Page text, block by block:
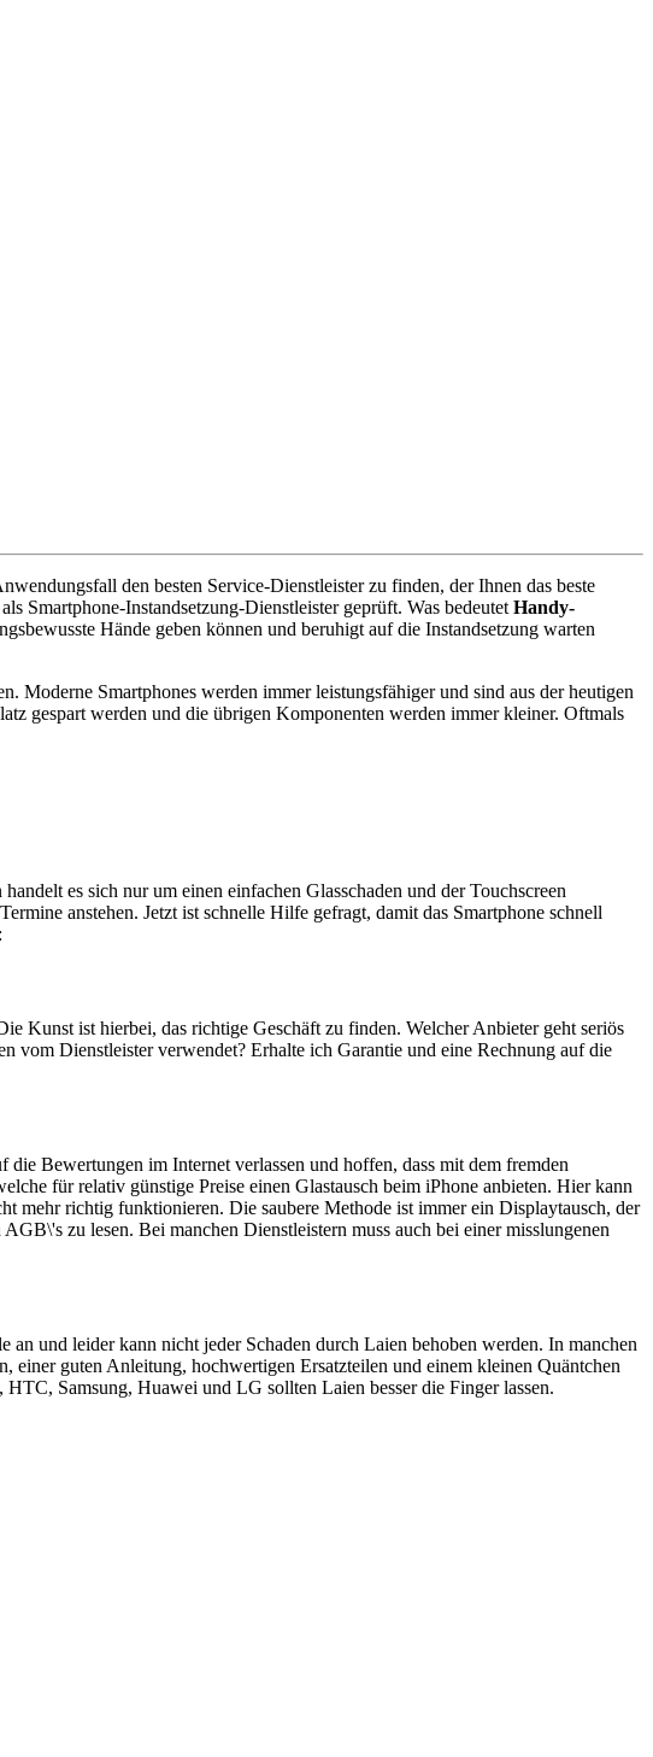
den besten Service-Dienstleister zu finden, der Ihnen das beste
Smartphone-Instandsetzung-Dienstleister geprüft. Was bedeutet Handy-
Hände geben können und beruhigt auf die Instandsetzung warten
Moderne Smartphones werden immer leistungsfähiger und sind aus der heutigen
gespart werden und die übrigen Komponenten werden immer kleiner. Oftmals
es sich nur um einen einfachen Glasschaden und der Touchscreen
anstehen. Jetzt ist schnelle Hilfe gefragt, damit das Smartphone schnell
Kunst ist hierbei, das richtige Geschäft zu finden. Welcher Anbieter geht seriös
vom Dienstleister verwendet? Erhalte ich Garantie und eine Rechnung auf die
Bewertungen im Internet verlassen und hoffen, dass mit dem fremden
für relativ günstige Preise einen Glastausch beim iPhone anbieten. Hier kann
mehr richtig funktionieren. Die saubere Methode ist immer ein Displaytausch, der
zu lesen. Bei manchen Dienstleistern muss auch bei einer misslungenen
und leider kann nicht jeder Schaden durch Laien behoben werden. In manchen
guten Anleitung, hochwertigen Ersatzteilen und einem kleinen Quäntchen
Samsung, Huawei und LG sollten Laien besser die Finger lassen.